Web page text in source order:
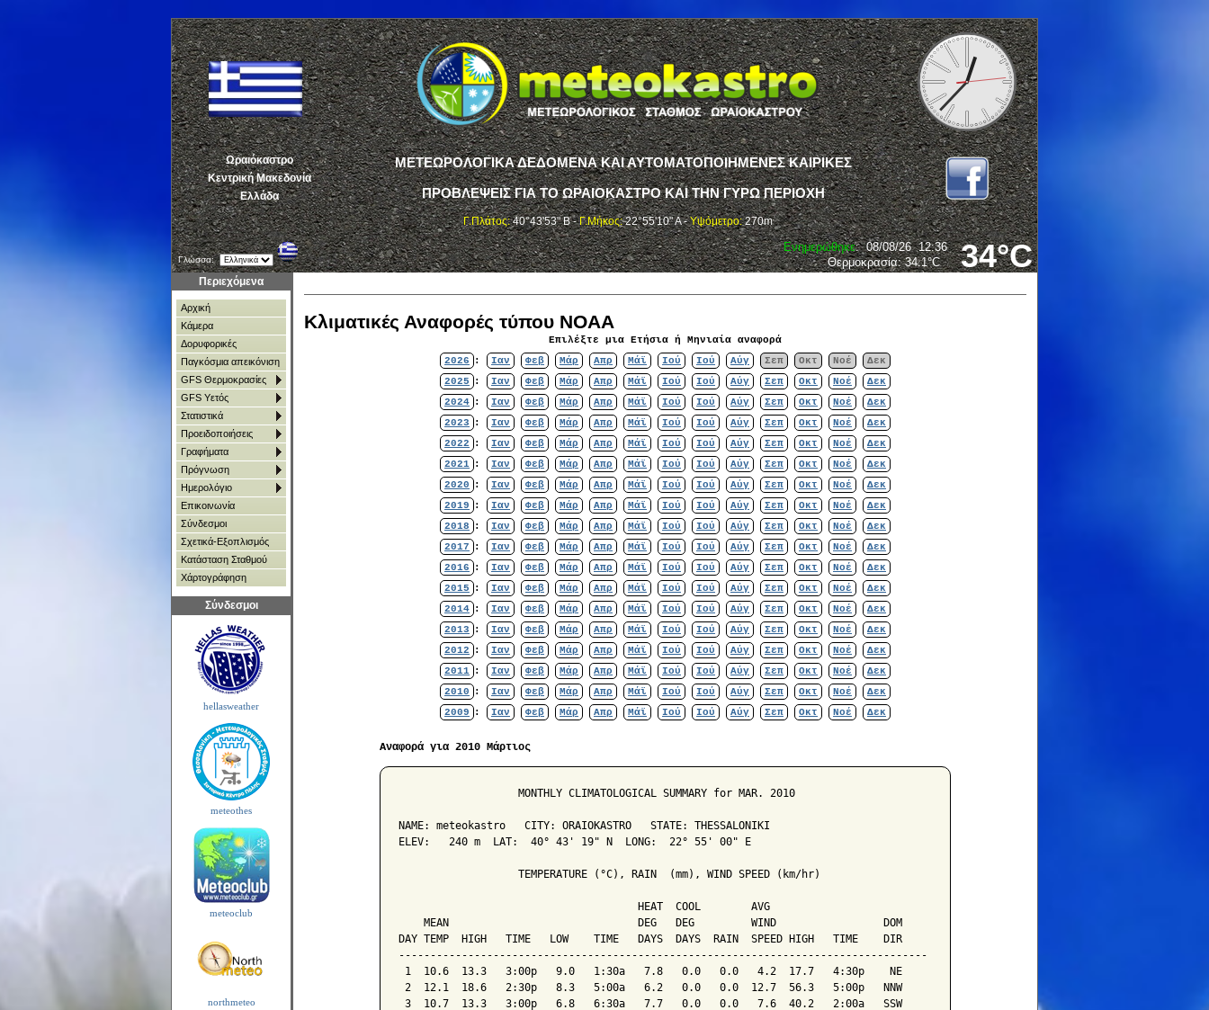
Ωραιόκαστρο
Κεντρική Μακεδονία
Ελλάδα
ΜΕΤΕΩΡΟΛΟΓΙΚΑ ΔΕΔΟΜΕΝΑ ΚΑΙ ΑΥΤΟΜΑΤΟΠΟΙΗΜΕΝΕΣ ΚΑΙΡΙΚΕΣ
ΠΡΟΒΛΕΨΕΙΣ ΓΙΑ ΤΟ ΩΡΑΙΟΚΑΣΤΡΟ ΚΑΙ ΤΗΝ ΓΥΡΩ ΠΕΡΙΟΧΗ
Γ.Πλάτος:40°43'53" Β - Γ.Μήκος:22°55'10" Α -Υψόμετρο:270m
Γλώσσα: 34°C
Ενημερώθηκε:08/08/26 12:36
Θερμοκρασία:34.1°C
Περιεχόμενα
Αρχική
Κάμερα
Δορυφορικές
Παγκόσμια απεικόνιση
GFS Θερμοκρασίες
GFS Υετός
Στατιστικά
Προειδοποιήσεις
Γραφήματα
Πρόγνωση
Ημερολόγιο
Επικοινωνία
Σύνδεσμοι
Σχετικά-Εξοπλισμός
Κατάσταση Σταθμού
Χάρτoγράφηση
Σύνδεσμοι
hellasweather
meteothes
meteoclub
northmeteo
Κλιματικές Αναφορές τύπου NOAA
Επιλέξτε μια Ετήσια ή Μηνιαία αναφορά
2026
: Ιαν Φεβ Μάρ Απρ Μάϊ Ιού Ιού Αύγ Σεπ Οκτ Νοέ
Δεκ
2025
: Ιαν Φεβ Μάρ Απρ Μάϊ Ιού Ιού Αύγ Σεπ Οκτ Νοέ
Δεκ
2024 : Ιαν Φεβ Μάρ Απρ Μάϊ Ιού Ιού Αύγ Σεπ Οκτ Νοέ
Δεκ
2023
: Ιαν Φεβ Μάρ Απρ Μάϊ Ιού Ιού Αύγ Σεπ Οκτ Νοέ
Δεκ
2022
: Ιαν Φεβ Μάρ Απρ Μάϊ Ιού Ιού Αύγ Σεπ Οκτ Νοέ
Δεκ
2021 : Ιαν Φεβ Μάρ Απρ Μάϊ Ιού Ιού Αύγ Σεπ Οκτ Νοέ
Δεκ
2020
: Ιαν Φεβ Μάρ Απρ Μάϊ Ιού Ιού Αύγ Σεπ Οκτ Νοέ
Δεκ
2019
: Ιαν Φεβ Μάρ Απρ Μάϊ Ιού Ιού Αύγ Σεπ Οκτ Νοέ
Δεκ
2018
: Ιαν Φεβ Μάρ Απρ Μάϊ Ιού Ιού Αύγ Σεπ Οκτ Νοέ
Δεκ
2017
: Ιαν Φεβ Μάρ Απρ Μάϊ Ιού Ιού Αύγ Σεπ Οκτ Νοέ
Δεκ
2016
: Ιαν Φεβ Μάρ Απρ Μάϊ Ιού Ιού Αύγ Σεπ Οκτ Νοέ
Δεκ
2015
: Ιαν Φεβ Μάρ Απρ Μάϊ Ιού Ιού Αύγ Σεπ Οκτ Νοέ
Δεκ
2014 : Ιαν Φεβ Μάρ Απρ Μάϊ Ιού Ιού Αύγ Σεπ Οκτ Νοέ
Δεκ
2013
: Ιαν Φεβ Μάρ Απρ Μάϊ Ιού Ιού Αύγ Σεπ Οκτ Νοέ
Δεκ
2012
: Ιαν Φεβ Μάρ Απρ Μάϊ Ιού Ιού Αύγ Σεπ Οκτ Νοέ
Δεκ
2011 : Ιαν Φεβ Μάρ Απρ Μάϊ Ιού Ιού Αύγ Σεπ Οκτ Νοέ
Δεκ
2010
: Ιαν Φεβ Μάρ Απρ Μάϊ Ιού Ιού Αύγ Σεπ Οκτ Νοέ
Δεκ
2009
: Ιαν Φεβ Μάρ Απρ Μάϊ Ιού Ιού Αύγ Σεπ Οκτ Νοέ Δεκ
Αναφορά για 2010 Μάρτιος
                   MONTHLY CLIMATOLOGICAL SUMMARY for MAR. 2010
NAME: meteokastro   CITY: ORAIOKASTRO   STATE: THESSALONIKI
ELEV:   240 m  LAT:  40° 43' 19" N  LONG:  22° 55' 00" E
                   TEMPERATURE (°C), RAIN  (mm), WIND SPEED (km/hr)
                                      HEAT  COOL        AVG
    MEAN                              DEG   DEG         WIND                 DOM
DAY TEMP  HIGH   TIME   LOW    TIME   DAYS  DAYS  RAIN  SPEED HIGH   TIME    DIR
------------------------------------------------------------------------------------
1  10.6  13.3   3:00p   9.0   1:30a   7.8   0.0   0.0   4.2  17.7   4:30p    NE
2  12.1  18.6   2:30p   8.3   5:00a   6.2   0.0   0.0  12.7  56.3   5:00p   NNW
3  10.7  13.3   3:00p   6.8   6:30a   7.7   0.0   0.0   7.6  40.2   2:00a   SSW